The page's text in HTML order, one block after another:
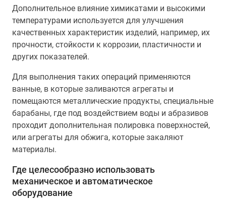
Дополнительное влияние химикатами и высокими
температурами используется для улучшения
качественных характеристик изделий, например, их
прочности, стойкости к коррозии, пластичности и
других показателей.
Для выполнения таких операций применяются
ванные, в которые заливаются агрегаты и
помещаются металлические продукты, специальные
барабаны, где под воздействием воды и абразивов
проходит дополнительная полировка поверхностей,
или агрегаты для обжига, которые закаляют
материалы.
Где целесообразно использовать
механическое и автоматическое
оборудование